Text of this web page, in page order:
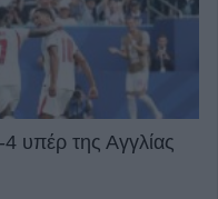
υπέρ της Αγγλίας